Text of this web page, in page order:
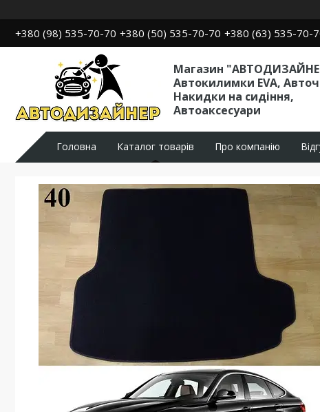
+380 (98) 535-70-70 +380 (50) 535-70-70 +380 (63) 535-70-
Магазин
Автокилимки EVA,
Накидки на сидіння,
Автоаксесуари
Головна Каталог товарів Про компанію